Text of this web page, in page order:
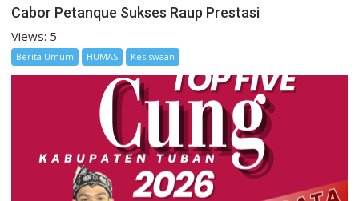
Cabor Petanque Sukses Raup Prestasi
Views: 5
Berita Umum HUMAS Kesiswaan